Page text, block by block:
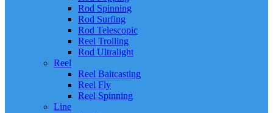
Rod Spinning
Rod Surfing
Rod Telescopic
Reel Trolling
Rod Ultralight
Reel
Reel Baitcasting
Reel Fly
Reel Spinning
Line